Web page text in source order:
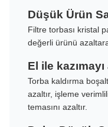
Düşük Ürün
Filtre torbası kristal
değerli ürünü
El ile
Torba kaldırma
azaltır, işleme
temasını azaltır.